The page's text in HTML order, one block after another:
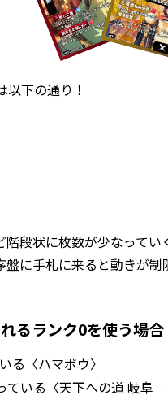
下の通り！
段状に枚数が少なってい
に手札に来ると動きが
るランク0を使う場合
る〈ハマボウ〉
ている〈天下への道 岐阜